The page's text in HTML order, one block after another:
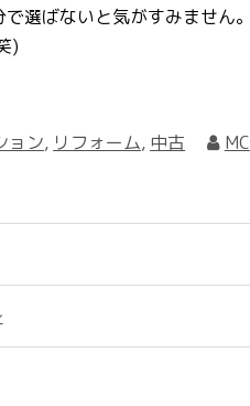
選ばないと気がすみません。
)
ョン, リフォーム, 中古 MC